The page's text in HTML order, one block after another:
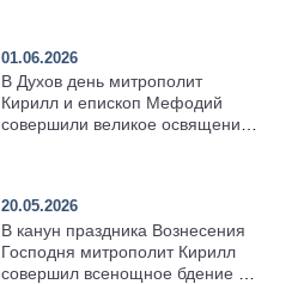
01.06.2026
В Духов день митрополит
Кирилл и епископ Мефодий
совершили великое освящение
20.05.2026
В канун праздника Вознесения
Господня митрополит Кирилл
совершил всенощное бдение в